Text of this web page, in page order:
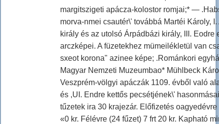
margitszigeti apácza-kolostor romjai;* —
morva-nmei csautér\' továbbá Martéi Károly,
király és az utolsó Árpádbázi király, III. Eodre
arczképei. A füzetekhez mümeilékletül van
sxeot korona" azinee képe; .Románkori
Magyar Nemzeti Muzeumbao* Mühlbeck
Veszprém-völgyi apáczák 1109. évből való
és ,UI. Endre kettős pecsétjének\'
tűzetek ira 30 krajezár. Előfizetés oagyedévre
«0 kr. Félévre (24 fűzet) 7 frt 20 kr. Kapható